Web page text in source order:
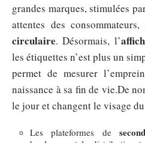
grandes marques, stimulées
attentes des
circulaire. Désormais, l’
les étiquettes n’est plus un
permet de mesurer
naissance à sa fin de vie.De
le jour et changent le visage
Les plateformes de